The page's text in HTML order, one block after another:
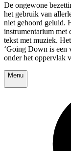
De ongewone
het gebruik van
niet gehoord geluid.
instrumentarium met
tekst met muziek.
‘Going Down is een
onder het oppervlak
Menu